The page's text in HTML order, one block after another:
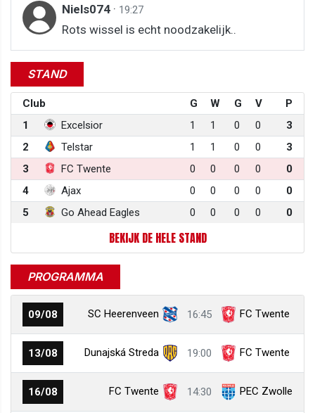
Niels074 · 19:27
Rots wissel is echt noodzakelijk..
STAND
Club G W G V
P
1
Excelsior 1 1 0 0
3
2
Telstar 1 1 0 0
3
3
FC Twente 0 0 0 0
0
4
Ajax 0 0 0 0
0
5
Go Ahead Eagles 0 0 0 0 0
BEKIJK DE HELE STAND
PROGRAMMA
09/08 SC Heerenveen 16:45 FC Twente
13/08 Dunajská Streda 19:00 FC Twente
16/08 FC Twente 14:30 PEC Zwolle